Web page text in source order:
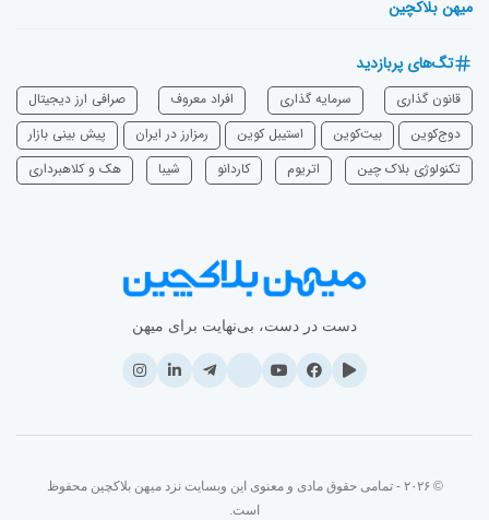
میهن بلاکچین
تگ‌های پربازدید
قانون گذاری سرمایه‌ گذاری افراد معروف
صرافی ارز دیجیتال
دوج‌کوین
بیت‌کوین استیبل کوین رمزارز در ایران
پیش بینی بازار
تکنولوژی بلاک چین
اتریوم ‌کاردانو شیبا هک و کلاهبرداری
دست در دست، بی‌نهایت برای میهن
© ۲۰۲۶ - تمامی حقوق مادی و معنوی این وبسایت نزد میهن بلاکچین محفوظ
است.